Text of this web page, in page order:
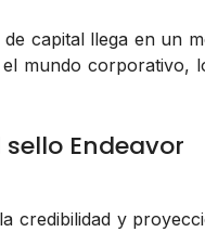
capital llega en un
mundo corporativo,
sello Endeavor
credibilidad y